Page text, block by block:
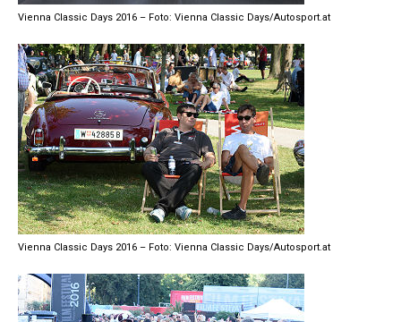
Vienna Classic Days 2016 – Foto: Vienna Classic Days/Autosport.at
Vienna Classic Days 2016 – Foto: Vienna Classic Days/Autosport.at